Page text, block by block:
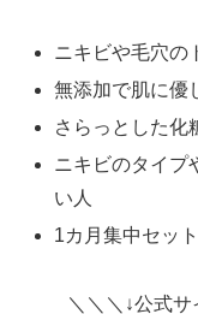
ニキビや毛穴の
無添加で肌に優
さらっとした化
ニキビのタイプ
い人
1カ月集中セッ
＼＼＼↓公式